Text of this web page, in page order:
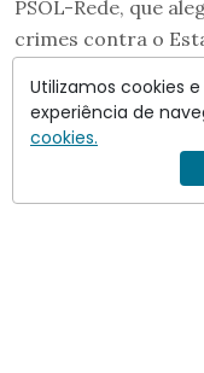
PSOL-Rede, que
crimes contra o
Utilizamos cookies
experiência de
cookies.